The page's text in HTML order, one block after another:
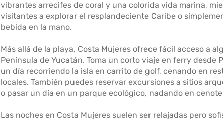
vibrantes arrecifes de coral y una colorida vida marina,
visitantes a explorar el resplandeciente Caribe o
bebida en la mano.
Más allá de la playa, Costa Mujeres ofrece fácil acceso a
Península de Yucatán. Toma un corto viaje en ferry
un día recorriendo la isla en carrito de golf, cenando en
locales. También puedes reservar excursiones a sitios
o pasar un día en un parque ecológico, nadando en
Las noches en Costa Mujeres suelen ser relajadas pero